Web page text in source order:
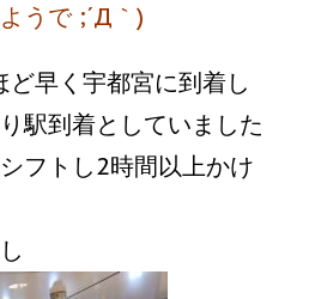
うで ;´Д｀)
早く宇都宮に到着し
駅到着としていました
フトし2時間以上かけ